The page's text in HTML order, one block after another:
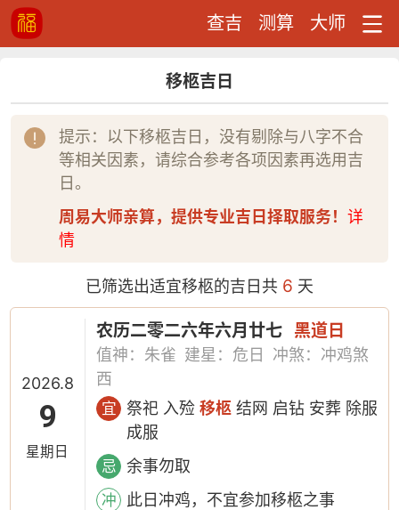
查吉 测算 大师
移柩吉日
提示：以下移柩吉日，没有剔除与八字不合
等相关因素，请综合参考各项因素再选用吉
日。
周易大师亲算，提供专业吉日择取服务！ 详
情
已筛选出适宜移柩的吉日共 6 天
2026.8
9
星期日
农历二零二六年六月廿七 黑道日
值神：朱雀 建星：危日
冲煞：冲鸡煞
西
宜 祭祀 入殓移柩 结网 启钻 安葬 除服
成服
忌 余事勿取
冲 此日冲鸡，不宜参加移柩之事